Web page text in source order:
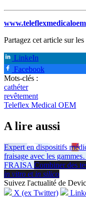
Partagez cet article sur
LinkeIn
Facebook
Mots-clés :
cathéter
revêtement
Teleflex Medical OEM
A lire aussi
Expert en dispositifs
fraisage avec les gammes
FRAISA Combiner des
in vitro et in silico
Suivez l'actualité de
X (ex Twitter)